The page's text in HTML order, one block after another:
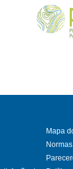
Mapa